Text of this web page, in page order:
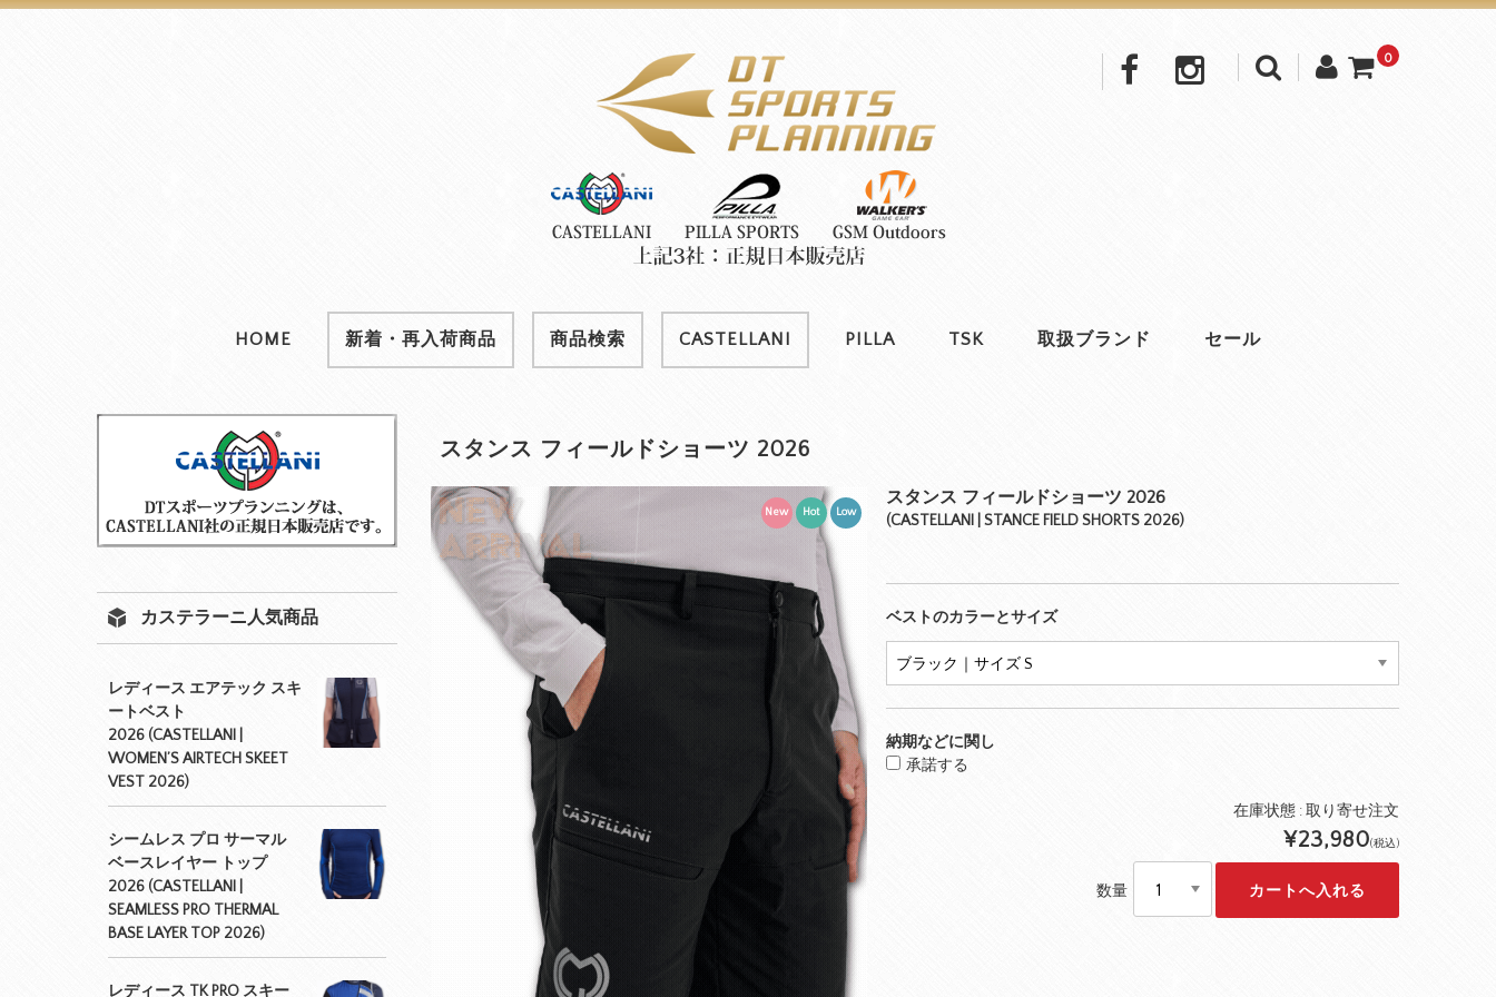
0
HOME 新着・再入荷商品 商品検索 CASTELLANI PILLA TSK 取扱ブランド セール
スタンス フィールドショーツ 2026
New Hot Low
スタンス フィールドショーツ 2026
(CASTELLANI | STANCE FIELD SHORTS 2026)
ベストのカラーとサイズ
納期などに関し
承諾する
在庫状態 :取り寄せ注文
¥23,980(税込)
数量
カステラーニ人気商品
レディース エアテック スキ
ートベスト
2026 (CASTELLANI |
WOMEN’S AIRTECH SKEET
VEST 2026)
シームレス プロ サーマル
ベースレイヤー トップ
2026 (CASTELLANI |
SEAMLESS PRO THERMAL
BASE LAYER TOP 2026)
レディース TK PRO スキー